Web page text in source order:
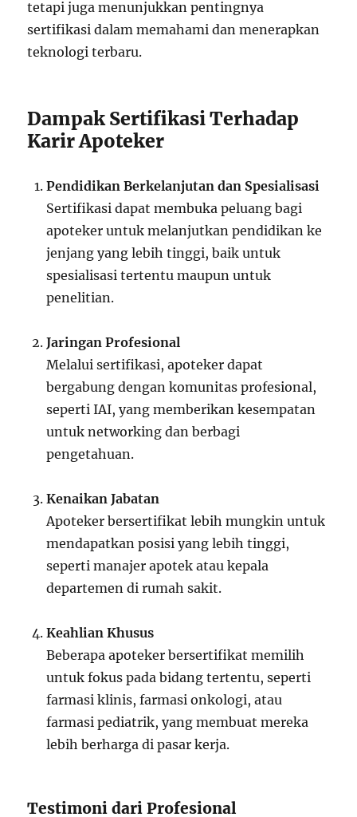
tetapi juga menunjukkan pentingnya
sertifikasi dalam memahami dan menerapkan
teknologi terbaru.
Dampak Sertifikasi Terhadap
Karir Apoteker
Pendidikan Berkelanjutan dan Spesialisasi
Sertifikasi dapat membuka peluang bagi
apoteker untuk melanjutkan pendidikan ke
jenjang yang lebih tinggi, baik untuk
spesialisasi tertentu maupun untuk
penelitian.
Jaringan Profesional
Melalui sertifikasi, apoteker dapat
bergabung dengan komunitas profesional,
seperti IAI, yang memberikan kesempatan
untuk networking dan berbagi
pengetahuan.
Kenaikan Jabatan
Apoteker bersertifikat lebih mungkin untuk
mendapatkan posisi yang lebih tinggi,
seperti manajer apotek atau kepala
departemen di rumah sakit.
Keahlian Khusus
Beberapa apoteker bersertifikat memilih
untuk fokus pada bidang tertentu, seperti
farmasi klinis, farmasi onkologi, atau
farmasi pediatrik, yang membuat mereka
lebih berharga di pasar kerja.
Testimoni dari Profesional